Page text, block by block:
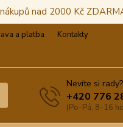
nad 2000 Kč
a platba
Kontakty
Nevíte si
+420 776
(Po-Pá, 8-16